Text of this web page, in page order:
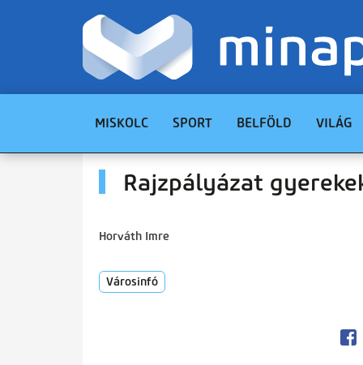
MISKOLC SPORT BELFÖLD VILÁG
Rajzpályázat
Horváth Imre
Városinfó